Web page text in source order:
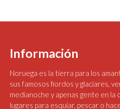
Información
Noruega es la tierra para los
sus famosos fiordos y glaciares,
medianoche y apenas gente en la
lugares para esquiar, pescar o